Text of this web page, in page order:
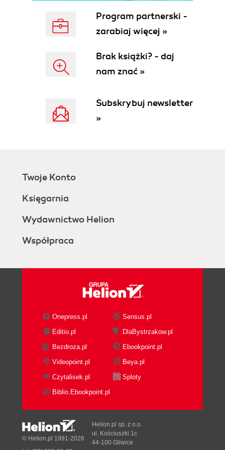
Typy danych definiowane przez użytkownika (47)
Tworzenie klas Javy dla typów UDT (48)
Aktualizowanie mapy typów (50)
Pobieranie typów UDT (52)
Zestawy wierszy (53)
Zarządzanie transakcjami (57)
JDBC API (57)
Program partnerski -
zarabiaj więcej »
Brak książki? - daj
nam znać »
Subskrybuj newsletter
»
Twoje Konto
Księgarnia
Wydawnictwo Helion
Współpraca
Onepress.pl
Sensus.pl
Editio.pl
DlaBystrzakow.pl
Bezdroza.pl
Ebookpoint.pl
Videopoint.pl
Beya.pl
Czytalisek.pl
Sploty
Biblio.Ebookpoint.pl
© Helion.pl 1991-2026
Helion.pl sp. z o.o.
ul. Kościuszki 1c
44-100 Gliwice